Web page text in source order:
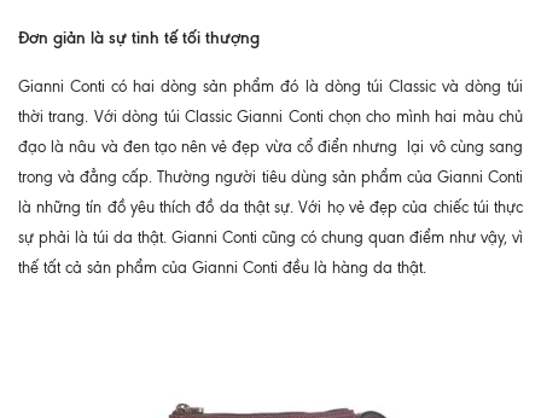
Đơn giản là sự tinh tế tối thượng
Gianni Conti có hai dòng sản phẩm đó là dòng túi Classic và dòng túi
thời trang. Với dòng túi Classic Gianni Conti chọn cho mình hai màu chủ
đạo là nâu và đen tạo nên vẻ đẹp vừa cổ điển nhưng lại vô cùng sang
trong và đẳng cấp. Thường người tiêu dùng sản phẩm của Gianni Conti
là những tín đồ yêu thích đồ da thật sự. Với họ vẻ đẹp của chiếc túi thực
sự phải là túi da thật. Gianni Conti cũng có chung quan điểm như vậy, vì
thế tất cả sản phẩm của Gianni Conti đều là hàng da thật.